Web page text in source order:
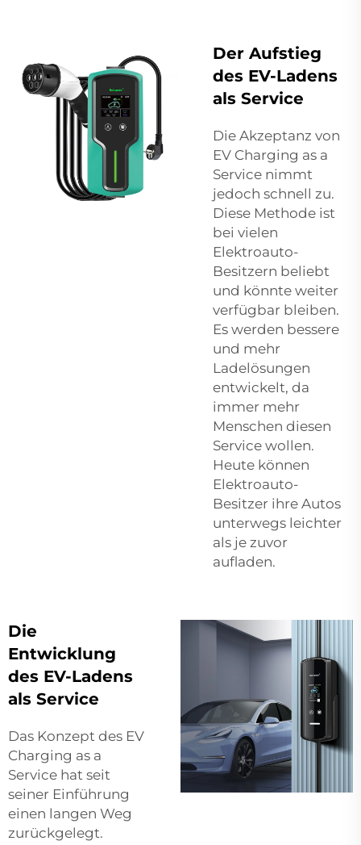
Der Aufstieg
des EV-Ladens
als Service
Die Akzeptanz von
EV Charging as a
Service nimmt
jedoch schnell zu.
Diese Methode ist
bei vielen
Elektroauto-
Besitzern beliebt
und könnte weiter
verfügbar bleiben.
Es werden bessere
und mehr
Ladelösungen
entwickelt, da
immer mehr
Menschen diesen
Service wollen.
Heute können
Elektroauto-
Besitzer ihre Autos
unterwegs leichter
als je zuvor
aufladen.
Die
Entwicklung
des EV-Ladens
als Service
Das Konzept des EV
Charging as a
Service hat seit
seiner Einführung
einen langen Weg
zurückgelegt.